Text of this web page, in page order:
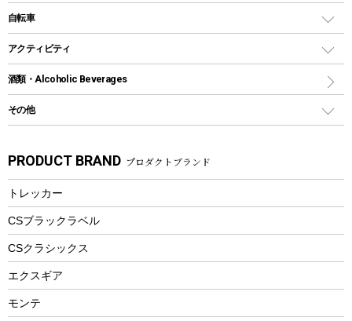
グランドシート
ガイドロープ
ツール
焚き火台&ストーブ
火起こし
バーベキューツール
クッキングツール
ナイフ
カトラリー
マグカップ、カップ
ステンレスボトル
フードボトル
トレー
ランチョンマット
ランチボックス
ディズニーボトル
保冷剤
リュック、バックパック
トートバッグ、サコッシュ
ショッピングキャリー
その他アウトドア雑貨
スプレー関係
ツール、他
インフレータブル
カヤック
パドル
ヘルメット
エアーポンプ
アクセサリー
自転車
折りたたみ自転車
スポーツサイクル
シティサイクル
自転車ウェア
アクティビティ
マリン
ラッシュガード
パラソル
フローティングベスト
ヘルメット
エアーポンプ
ビーチテント
ウィンター
酒類・Alcoholic Beverages
その他
湯たんぽ
防災用品
PRODUCT BRAND プロダクトブランド
トレッカー
CSブラックラベル
CSクラシックス
エクスギア
モンテ